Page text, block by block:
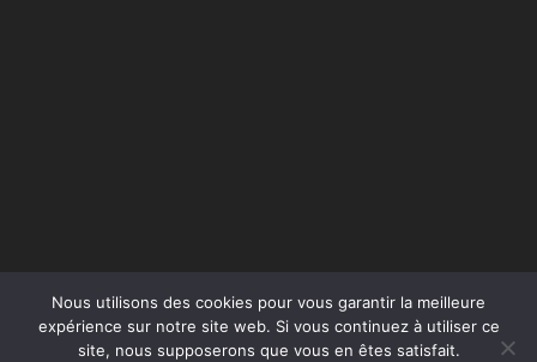
Nous utilisons des cookies pour vous garantir la meilleure
expérience sur notre site web. Si vous continuez à utiliser ce
site, nous supposerons que vous en êtes satisfait.